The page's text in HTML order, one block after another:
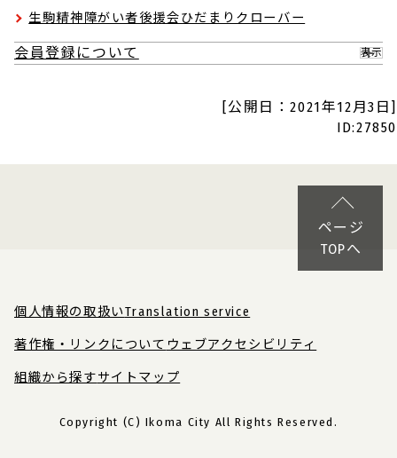
生駒精神障がい者後援会ひだまりクローバー
会員登録について 表示
[公開日：2021年12月3日]
ID:27850
ページ
TOPへ
個人情報の取扱いTranslation service
著作権・リンクについて ウェブアクセシビリティ
組織から探すサイトマップ
Copyright (C) Ikoma City All Rights Reserved.